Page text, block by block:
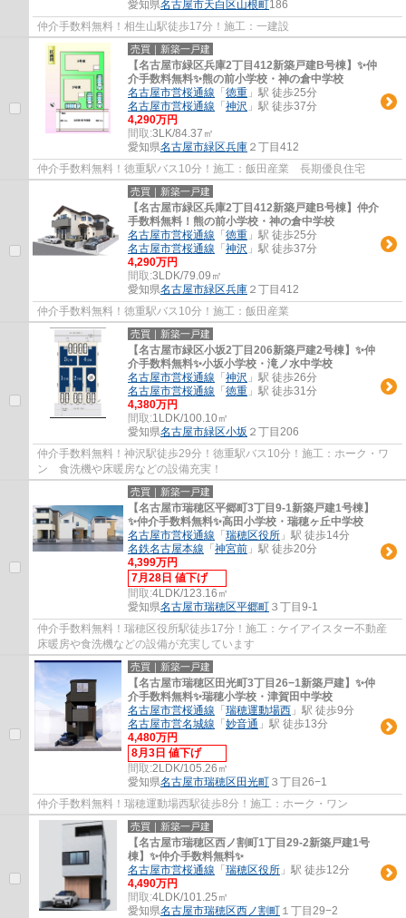
愛知県名古屋市天白区山根町186
仲介手数料無料！相生山駅徒歩17分！施工：一建設
売買｜新築一戸建
【名古屋市緑区兵庫2丁目412新築戸建B号棟】✨️仲
介手数料無料✨️熊の前小学校・神の倉中学校
名古屋市営桜通線 「 徳重 」駅 徒歩25分
名古屋市営桜通線 「 神沢 」駅 徒歩37分
4,290万円
間取:3LK/84.37㎡
愛知県名古屋市緑区兵庫 ２丁目412
仲介手数料無料！徳重駅バス10分！施工：飯田産業 長期優良住宅
売買｜新築一戸建
【名古屋市緑区兵庫2丁目412新築戸建B号棟】仲介
手数料無料！熊の前小学校・神の倉中学校
名古屋市営桜通線 「 徳重 」駅 徒歩25分
名古屋市営桜通線 「 神沢 」駅 徒歩37分
4,290万円
間取:3LDK/79.09㎡
愛知県名古屋市緑区兵庫 ２丁目412
仲介手数料無料！徳重駅バス10分！施工：飯田産業
売買｜新築一戸建
【名古屋市緑区小坂2丁目206新築戸建2号棟】✨️仲
介手数料無料✨️小坂小学校・滝ノ水中学校
名古屋市営桜通線 「 神沢 」駅 徒歩26分
名古屋市営桜通線 「 徳重 」駅 徒歩31分
4,380万円
間取:1LDK/100.10㎡
愛知県名古屋市緑区小坂 ２丁目206
仲介手数料無料！神沢駅徒歩29分！徳重駅バス10分！施工：ホーク・ワ
ン 食洗機や床暖房などの設備充実！
売買｜新築一戸建
【名古屋市瑞穂区平郷町3丁目9-1新築戸建1号棟】
✨️仲介手数料無料✨️高田小学校・瑞穂ヶ丘中学校
名古屋市営桜通線 「 瑞穂区役所 」駅 徒歩14分
名鉄名古屋本線 「 神宮前 」駅 徒歩20分
4,399万円
7月28日 値下げ
間取:4LDK/123.16㎡
愛知県名古屋市瑞穂区平郷町 ３丁目9-1
仲介手数料無料！瑞穂区役所駅徒歩17分！施工：ケイアイスター不動産
床暖房や食洗機などの設備が充実しています
売買｜新築一戸建
【名古屋市瑞穂区田光町3丁目26−1新築戸建】✨️仲
介手数料無料✨️瑞穂小学校・津賀田中学校
名古屋市営桜通線 「 瑞穂運動場西 」駅 徒歩9分
名古屋市営名城線 「 妙音通 」駅 徒歩13分
4,480万円
8月3日 値下げ
間取:2LDK/105.26㎡
愛知県名古屋市瑞穂区 田光町 ３丁目26−1
仲介手数料無料！瑞穂運動場西駅徒歩8分！施工：ホーク・ワン
売買｜新築一戸建
【名古屋市瑞穂区西ノ割町1丁目29-2新築戸建1号
棟】✨️仲介手数料無料✨️
名古屋市営桜通線 「 瑞穂区役所 」駅 徒歩12分
4,490万円
間取:4LDK/101.25㎡
愛知県名古屋市瑞穂区西ノ割町 １丁目29−2